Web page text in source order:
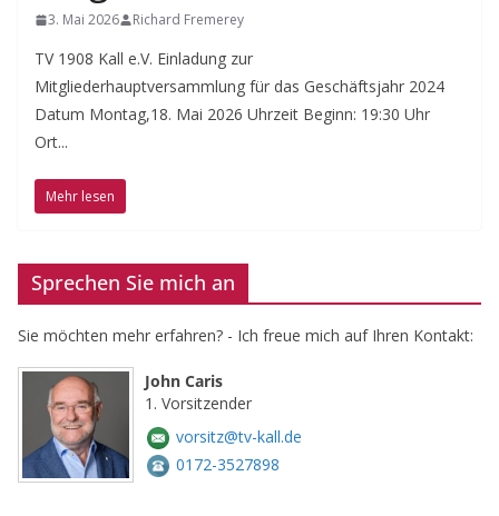
3. Mai 2026 Richard Fremerey
TV 1908 Kall e.V. Einladung zur
Mitgliederhauptversammlung für das Geschäftsjahr 2024
Datum Montag,18. Mai 2026 Uhrzeit Beginn: 19:30 Uhr
Ort...
Mehr lesen
Sprechen Sie mich an
Sie möchten mehr erfahren? - Ich freue mich auf Ihren Kontakt:
John Caris
1. Vorsitzender
vorsitz@tv-kall.de
0172-3527898